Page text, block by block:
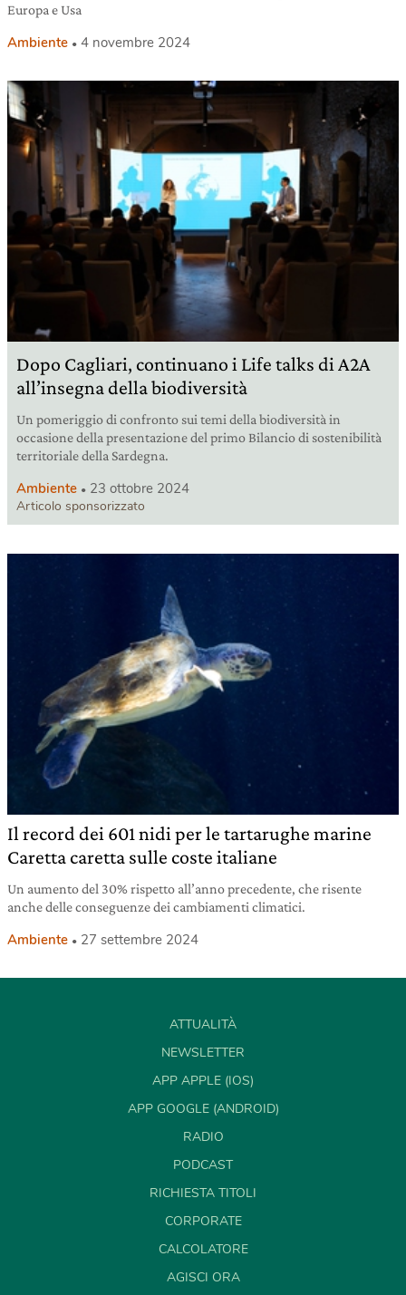
Europa e Usa
Ambiente 4 novembre 2024
Dopo Cagliari, continuano i Life talks di A2A
all’insegna della biodiversità
Un pomeriggio di confronto sui temi della biodiversità in
occasione della presentazione del primo Bilancio di sostenibilità
territoriale della Sardegna.
Ambiente 23 ottobre 2024
Articolo sponsorizzato
Il record dei 601 nidi per le tartarughe marine
Caretta caretta sulle coste italiane
Un aumento del 30% rispetto all’anno precedente, che risente
anche delle conseguenze dei cambiamenti climatici.
Ambiente 27 settembre 2024
ATTUALITÀ
NEWSLETTER
APP APPLE (IOS)
APP GOOGLE (ANDROID)
RADIO
PODCAST
RICHIESTA TITOLI
CORPORATE
CALCOLATORE
AGISCI ORA